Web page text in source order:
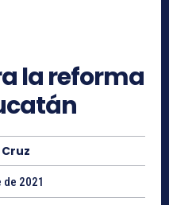
la reforma
2021